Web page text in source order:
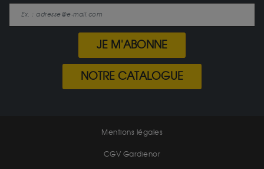
JE M'ABONNE
NOTRE CATALOGUE
Mentions légales
CGV Gardienor